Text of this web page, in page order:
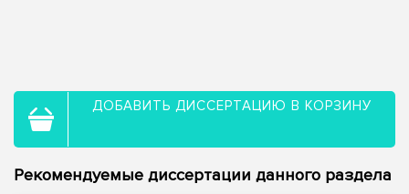
ДОБАВИТЬ ДИССЕРТАЦИЮ В КОРЗИНУ
Рекомендуемые диссертации данного раздела